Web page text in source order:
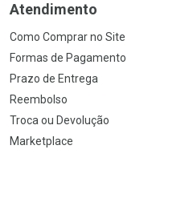
Atendimento
Como Comprar no Site
Formas de Pagamento
Prazo de Entrega
Reembolso
Troca ou Devolução
Marketplace